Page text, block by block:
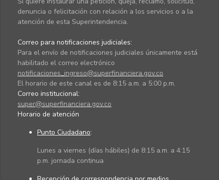
denuncia o felicitación con relación a los servicios o a la
atención de esta Superintendencia.
Correo para notificaciones judiciales:
Para el envío de notificaciones judiciales únicamente está
habilitado el correo electrónico
notificaciones_ingreso@superfinanciera.gov.co
El horario de este canal es de 8:15 a.m. a 5:00 p.m.
Correo institucional:
super@superfinanciera.gov.co
Horario de atención
Punto Ciudadano:
Lunes a viernes (días hábiles) de 8:15 a.m. a 4:15
p.m. jornada continua